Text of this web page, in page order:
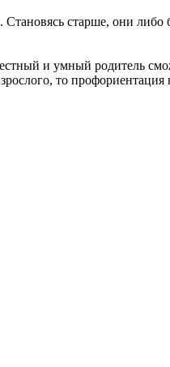
старше, они
и умный родитель
то профориентация